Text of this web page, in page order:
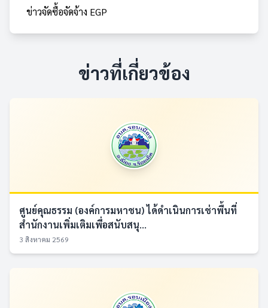
ข่าวจัดซื้อจัดจ้าง EGP
ข่าวที่เกี่ยวข้อง
ศูนย์คุณธรรม (องค์การมหาชน) ได้ดำเนินการเช่าพื้นที่
สำนักงานเพิ่มเติมเพื่อสนับสนุ...
3 สิงหาคม 2569